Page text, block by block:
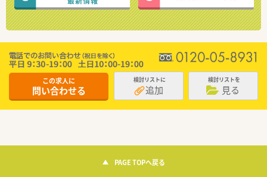
この求人に
問い合わせる
検討リストに
追加
検討リストを
見る
PAGE TOPへ戻る